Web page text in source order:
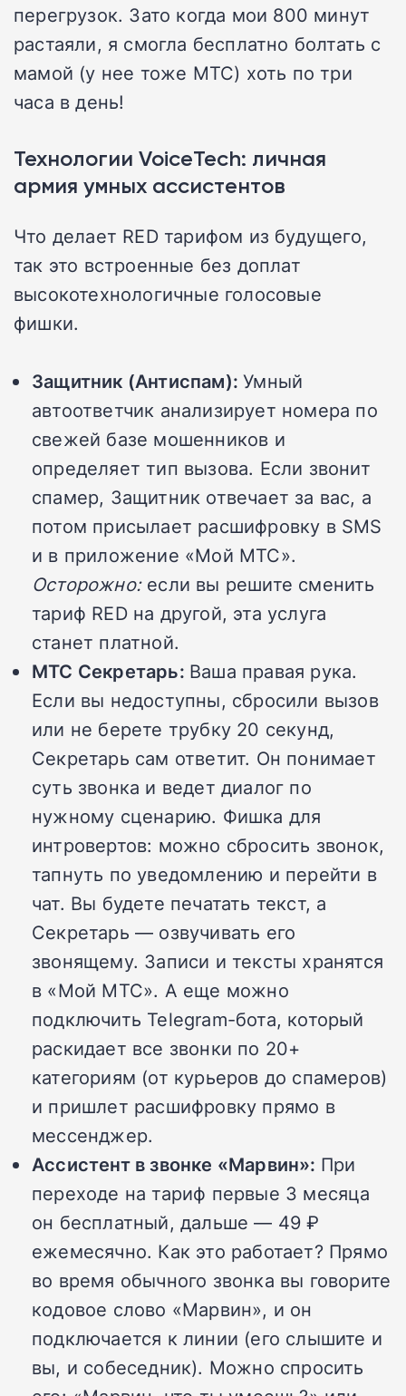
перегрузок. Зато когда мои 800 минут
растаяли, я смогла бесплатно болтать с
мамой (у нее тоже МТС) хоть по три
часа в день!
Технологии VoiceTech: личная
армия умных ассистентов
Что делает RED тарифом из будущего,
так это встроенные без доплат
высокотехнологичные голосовые
фишки.
Защитник (Антиспам):Умный
автоответчик анализирует номера по
свежей базе мошенников и
определяет тип вызова. Если звонит
спамер, Защитник отвечает за вас, а
потом присылает расшифровку в SMS
и в приложение «Мой МТС».
Осторожно:если вы решите сменить
тариф RED на другой, эта услуга
станет платной.
МТС Секретарь: Ваша правая рука.
Если вы недоступны, сбросили вызов
или не берете трубку 20 секунд,
Секретарь сам ответит. Он понимает
суть звонка и ведет диалог по
нужному сценарию. Фишка для
интровертов: можно сбросить звонок,
тапнуть по уведомлению и перейти в
чат. Вы будете печатать текст, а
Секретарь — озвучивать его
звонящему. Записи и тексты хранятся
в «Мой МТС». А еще можно
подключить Telegram-бота, который
раскидает все звонки по 20+
категориям (от курьеров до спамеров)
и пришлет расшифровку прямо в
мессенджер.
Ассистент в звонке «Марвин»: При
переходе на тариф первые 3 месяца
он бесплатный, дальше — 49 ₽
ежемесячно. Как это работает? Прямо
во время обычного звонка вы говорите
кодовое слово «Марвин», и он
подключается к линии (его слышите и
вы, и собеседник). Можно спросить